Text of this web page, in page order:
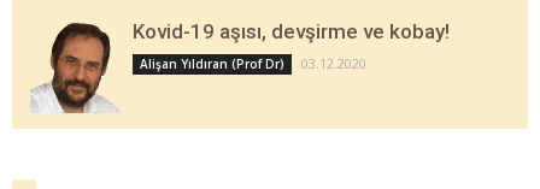
Kovid-19 aşısı, devşirme ve kobay!
Alişan Yıldıran (Prof Dr) 03.12.2020